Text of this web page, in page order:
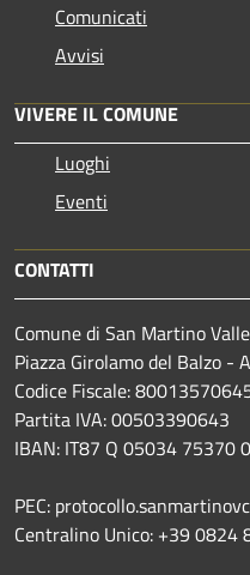
Comunicati
Avvisi
VIVERE IL COMUNE
Luoghi
Eventi
CONTATTI
Comune di San Martino
Piazza Girolamo del Balzo -
Codice Fiscale:
Partita IVA: 00503390643
IBAN: IT87 Q 05034 75370
PEC:
Centralino Unico: +39 0824